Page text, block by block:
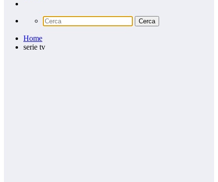
Home
serie tv